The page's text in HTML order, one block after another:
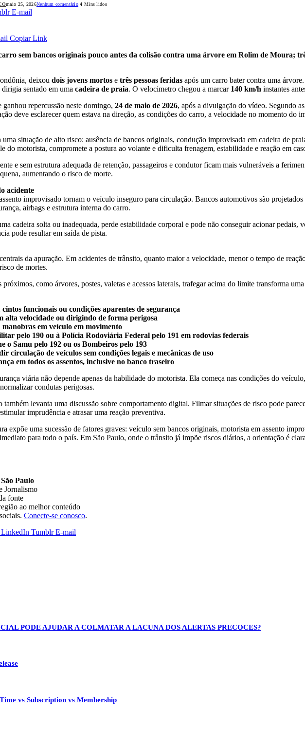
maio 25, 2026Nenhum comentário 4 Mins lidos
E-mail
Copiar Link
sem bancos originais pouco antes da colisão contra uma árvore em Rolim de Moura;
deixou dois jovens mortos e três pessoas feridas após um carro bater contra uma
sentado em uma cadeira de praia. O velocímetro chegou a marcar 140 km/h instantes
repercussão neste domingo, 24 de maio de 2026, após a divulgação do vídeo. Segundo
deve esclarecer quem estava na direção, as condições do carro, a velocidade no momento do
situação de alto risco: ausência de bancos originais, condução improvisada em cadeira de
do motorista, compromete a postura ao volante e dificulta frenagem, estabilidade e reação em
e sem estrutura adequada de retenção, passageiros e condutor ficam mais vulneráveis a
aumentando o risco de morte.
acidente
improvisado tornam o veículo inseguro para circulação. Bancos automotivos são
airbags e estrutura interna do carro.
cadeira solta ou inadequada, perde estabilidade corporal e pode não conseguir acionar
pode resultar em saída de pista.
da apuração. Em acidentes de trânsito, quanto maior a velocidade, menor o tempo de
de mortes.
como árvores, postes, valetas e acessos laterais, trafegar acima do limite transforma
funcionais ou condições aparentes de segurança
alta velocidade ou dirigindo de forma perigosa
em veículo em movimento
pelo 190 ou à Polícia Rodoviária Federal pelo 191 em rodovias federais
o Samu pelo 192 ou os Bombeiros pelo 193
circulação de veículos sem condições legais e mecânicas de uso
em todos os assentos, inclusive no banco traseiro
viária não depende apenas da habilidade do motorista. Ela começa nas condições do
condutas perigosas.
levanta uma discussão sobre comportamento digital. Filmar situações de risco pode
imprudência e atrasar uma reação preventiva.
expõe uma sucessão de fatores graves: veículo sem bancos originais, motorista em assento
para todo o país. Em São Paulo, onde o trânsito já impõe riscos diários, a orientação é
Paulo
Jornalismo
fonte
ao melhor conteúdo
Conecte-se conosco.
LinkedIn Tumblr E-mail
PODE AJUDAR A COLMATAR A LACUNA DOS ALERTAS PRECOCES?
vs Subscription vs Membership